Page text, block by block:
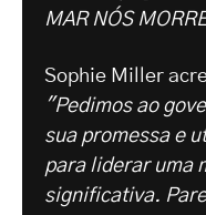
MAR NÓS
Sophie Miller
"Pedimos ao
sua promessa e
para liderar uma
significativa.